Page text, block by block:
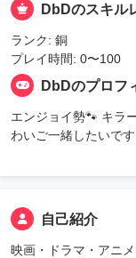
DbDのスキル
ランク: 銅
プレイ時間: 0〜100
DbDのプロフ
エンジョイ勢🐾 キラ
わいご一緒したいで
自己紹介
映画・ドラマ・アニ